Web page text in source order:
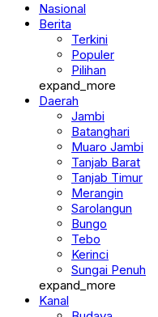
Nasional
Berita
Terkini
Populer
Pilihan
expand_more
Daerah
Jambi
Batanghari
Muaro Jambi
Tanjab Barat
Tanjab Timur
Merangin
Sarolangun
Bungo
Tebo
Kerinci
Sungai Penuh
expand_more
Kanal